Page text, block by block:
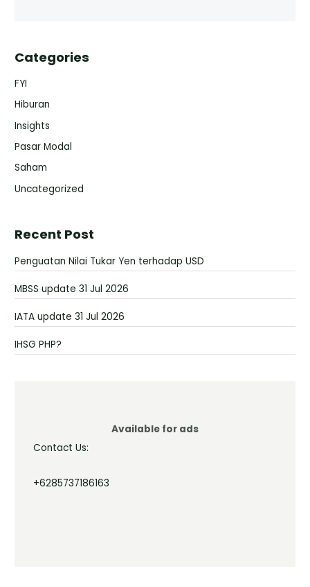
Categories
FYI
Hiburan
Insights
Pasar Modal
Saham
Uncategorized
Recent Post
Penguatan Nilai Tukar Yen terhadap USD
MBSS update 31 Jul 2026
IATA update 31 Jul 2026
IHSG PHP?
Available for ads
Contact Us:
+6285737186163